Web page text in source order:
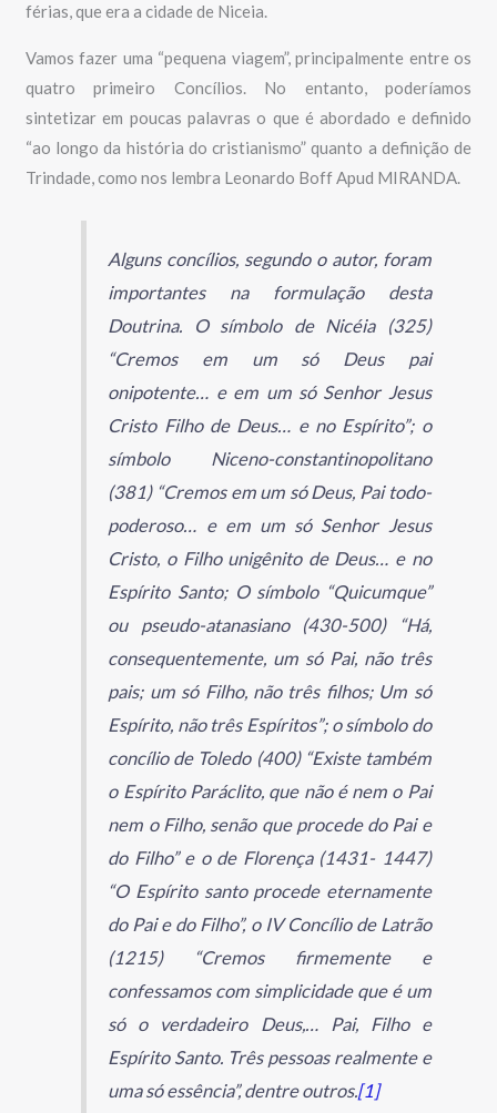
férias, que era a cidade de Niceia.
Vamos fazer uma “pequena viagem”, principalmente entre os
quatro primeiro Concílios. No entanto, poderíamos
sintetizar em poucas palavras o que é abordado e definido
“ao longo da história do cristianismo” quanto a definição de
Trindade, como nos lembra Leonardo Boff Apud MIRANDA.
Alguns concílios, segundo o autor, foram
importantes na formulação desta
Doutrina. O símbolo de Nicéia (325)
“Cremos em um só Deus pai
onipotente… e em um só Senhor Jesus
Cristo Filho de Deus… e no Espírito”; o
símbolo Niceno-constantinopolitano
(381) “Cremos em um só Deus, Pai todo-
poderoso… e em um só Senhor Jesus
Cristo, o Filho unigênito de Deus… e no
Espírito Santo; O símbolo “Quicumque”
ou pseudo-atanasiano (430-500) “Há,
consequentemente, um só Pai, não três
pais; um só Filho, não três filhos; Um só
Espírito, não três Espíritos”; o símbolo do
concílio de Toledo (400) “Existe também
o Espírito Paráclito, que não é nem o Pai
nem o Filho, senão que procede do Pai e
do Filho” e o de Florença (1431- 1447)
“O Espírito santo procede eternamente
do Pai e do Filho”, o IV Concílio de Latrão
(1215) “Cremos firmemente e
confessamos com simplicidade que é um
só o verdadeiro Deus,… Pai, Filho e
Espírito Santo. Três pessoas realmente e
uma só essência”, dentre outros.[1]